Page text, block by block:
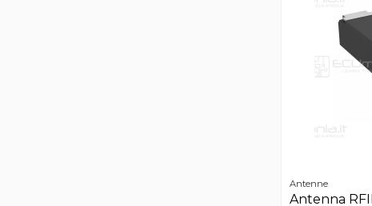
Antenne
Antenna